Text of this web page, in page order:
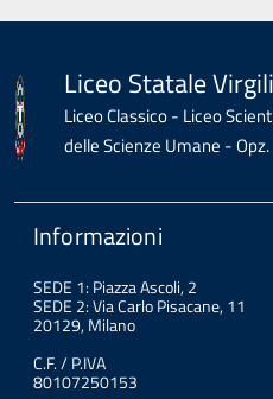
Liceo Statale
Liceo Classico - Liceo
delle Scienze Umane -
Informazioni
SEDE 1: Piazza Ascoli, 2
SEDE 2: Via Carlo Pisacane, 11
20129, Milano
C.F. / P.IVA
80107250153